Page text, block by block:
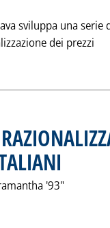
sviluppa una serie
dei prezzi
'93"